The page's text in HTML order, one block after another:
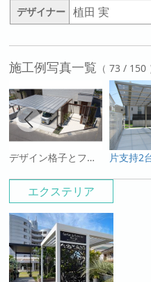
エクステリア
デザイナー 植田 実
施工例写真一覧 （ 73 / 150
デザイン格子とファンクション柱で演出したファサード